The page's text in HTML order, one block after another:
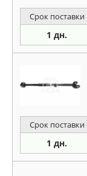
Срок поставки
1 дн.
Срок поставки
1 дн.